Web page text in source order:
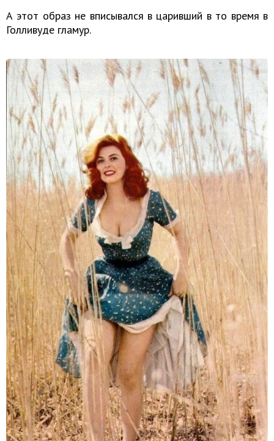
А этот образ не вписывался в царивший в то время в
Голливуде гламур.